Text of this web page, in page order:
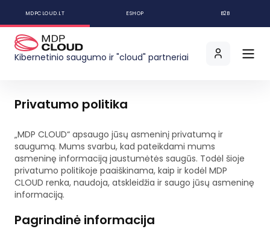
MDPCLOUD.LT ESHOP B2B
Kibernetinio saugumo ir "cloud" partneriai
Privatumo politika
„MDP CLOUD“ apsaugo jūsų asmeninį privatumą ir
saugumą. Mums svarbu, kad pateikdami mums
asmeninę informaciją jaustumėtės saugūs. Todėl šioje
privatumo politikoje paaiškinama, kaip ir kodėl MDP
CLOUD renka, naudoja, atskleidžia ir saugo jūsų asmeninę
informaciją.
Pagrindinė informacija